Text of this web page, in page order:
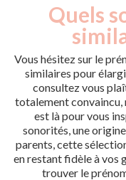
Quels
Vous hésitez sur le
similaires pour
consultez vous
totalement convaincu,
est là pour vous
sonorités, une
parents, cette
en restant fidèle à vos
trouver le